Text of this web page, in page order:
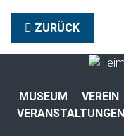
ZURÜCK
MUSEUM VEREIN
VERANSTALTUNGEN